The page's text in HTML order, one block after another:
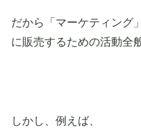
だから「マーケティング
に販売するための活動全
しかし、例えば、